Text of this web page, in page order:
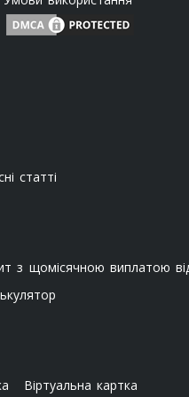
статті
з щомісячною виплатою
Віртуальна картка